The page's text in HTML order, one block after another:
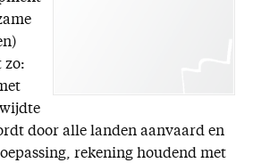
zo:
door alle landen aanvaard en
rekening houdend met